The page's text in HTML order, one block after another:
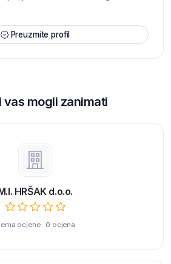
Preuzmite profil
vas mogli zanimati
HRŠAK d.o.o.
ocjene · 0 ocjena